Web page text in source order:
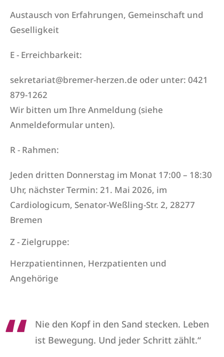
Austausch von Erfahrungen, Gemeinschaft und
Geselligkeit
E - Erreichbarkeit:
sekretariat@bremer-herzen.de oder unter: 0421
879-1262
Wir bitten um Ihre Anmeldung (siehe
Anmeldeformular unten).
R - Rahmen:
Jeden dritten Donnerstag im Monat 17:00 – 18:30
Uhr, nächster Termin: 21. Mai 2026, im
Cardiologicum, Senator-Weßling-Str. 2, 28277
Bremen
Z - Zielgruppe:
Herzpatientinnen, Herzpatienten und
Angehörige
Nie den Kopf in den Sand stecken. Leben
ist Bewegung. Und jeder Schritt zählt.“